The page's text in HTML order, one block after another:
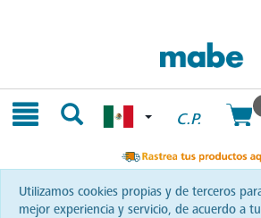
C.P.
Utilizamos cookies propias y de terceros
mejor experiencia y servicio, de acuerdo a